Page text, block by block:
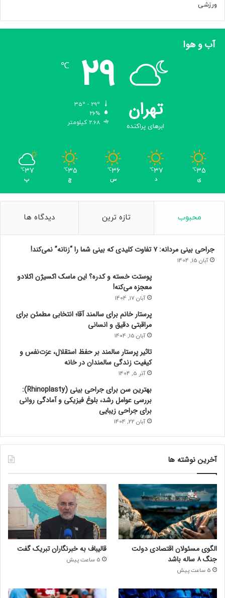
ی
خ
ر
ز
م
ی
ورزشی
آب و هوا
تهران
ابرهای پراکنده
29
℃
26%
2.68 کیلومتر
35
℃
ی
37
℃
د
36
℃
س
35
℃
چ
37
℃
پ
محبوب تازه ترین دیدگاه ها
جراحی بینی مردانه: ۷ تفاوت کلیدی که بینی شما را “زنانه” نمی‌کند!
آبان 15, 1404
پوستت خسته و کدره؟ این ماسک اکسیژن اکلادو
معجزه می‌کنه!
آبان 17, 1404
پرستار خانم برای سالمند آقا؛ انتخابی مطمئن برای
مراقبتی دقیق و انسانی
آبان 15, 1404
تاثیر پرستار سالمند بر حفظ استقلال، عزت‌نفس و
کیفیت زندگی سالمندان در خانه
آذر 5, 1404
بهترین سن برای جراحی بینی (Rhinoplasty):
بررسی عوامل رشد، بلوغ فیزیکی و آمادگی روانی
برای جراحی زیبایی
آبان 22, 1404
آخرین نوشته ها
الگوی مسئولان اقتصادی دولت
جنگ ۸ ساله باشد
5 ساعت پیش
قالیباف به خبرنگاران تبریک گفت
5 ساعت پیش